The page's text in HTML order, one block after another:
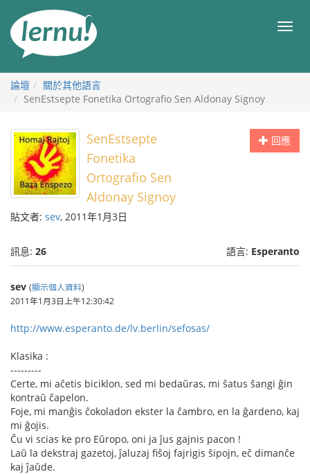
目
論壇
關於其他語言
SenEstsepte Fonetika Ortografio Sen Aldonay Signoy
回應
SenEstsepte
Fonetika
Ortografio Sen
Aldonay Signoy
貼文者: sev, 2011年1月3日
訊息: 26 語言: Esperanto
sev (顯示個人資料)
2011年1月3日上午12:30:42
http://www.esperanto.de/lv.berlin/sefosas/
Klasika :
---------
Certe, mi aĉetis biciklon, sed mi bedaŭras, mi ŝatus ŝangi ĝin
kontraŭ ĉapelon.
Foje, mi manĝis ĉokoladon ekster la ĉambro, en la ĝardeno, kaj
mi ĝojis.
Ĉu vi scias ke pro Eŭropo, oni ja ĵus gajnis pacon !
Laŭ la dekstraj gazetoj, ĵaluzaj fiŝoj fajrigis ŝipojn, eĉ dimanĉe
kaj ĵaŭde.